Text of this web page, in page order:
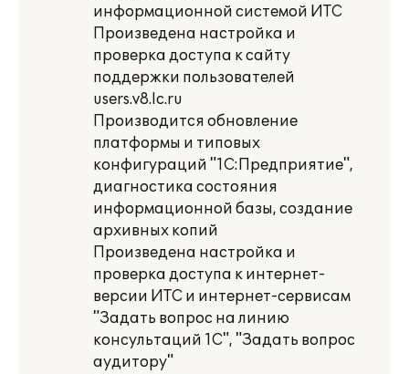
информационной системой ИТС
Произведена настройка и
проверка доступа к сайту
поддержки пользователей
users.v8.lc.ru
Производится обновление
платформы и типовых
конфигураций "1С:Предприятие",
диагностика состояния
информационной базы, создание
архивных копий
Произведена настройка и
проверка доступа к интернет-
версии ИТС и интернет-сервисам
"Задать вопрос на линию
консультаций 1C", "Задать вопрос
аудитору"